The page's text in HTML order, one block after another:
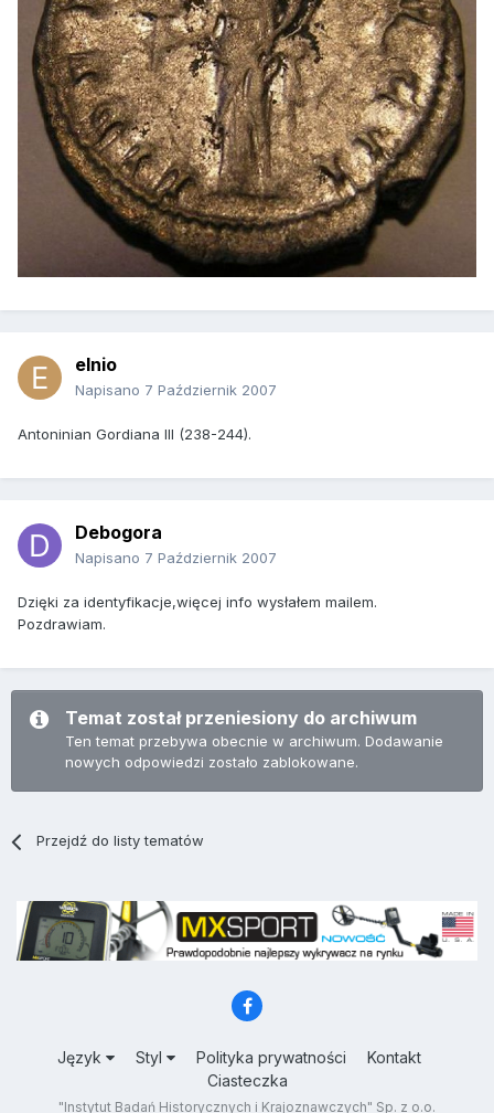
elnio
Napisano 7 Październik 2007
Antoninian Gordiana III (238-244).
Debogora
Napisano 7 Październik 2007
Dzięki za identyfikacje,więcej info wysłałem mailem.
Pozdrawiam.
Temat został przeniesiony do archiwum
Ten temat przebywa obecnie w archiwum. Dodawanie
nowych odpowiedzi zostało zablokowane.
Przejdź do listy tematów
Język Styl Polityka prywatności
Kontakt
Ciasteczka
"Instytut Badań Historycznych i Krajoznawczych" Sp. z o.o.